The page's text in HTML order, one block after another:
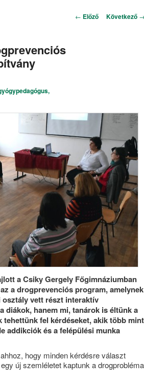
Bejegyzés navigáció
← Előző Következő →
a Csiky Gergely Főgimnáziumban
a drogprevenciós program, amelynek
vett részt interaktív
diákok, hanem mi, tanárok is éltünk a
tehettünk fel kérdéseket, akik több mint
addikciók és a felépülési munka
hogy minden kérdésre választ
új szemléletet kaptunk a drogprobléma